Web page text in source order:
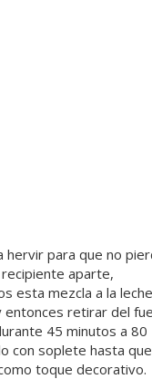
hervir para que no
aparte,
esta mezcla a la
entonces retirar del
45 minutos a 80
con soplete hasta que
toque decorativo.